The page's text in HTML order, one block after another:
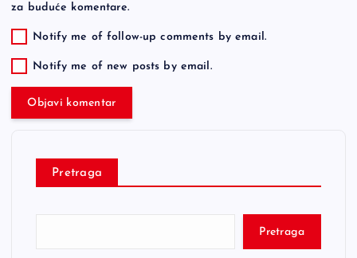
za buduće komentare.
Notify me of follow-up comments by email.
Notify me of new posts by email.
Pretraga
Pretraga